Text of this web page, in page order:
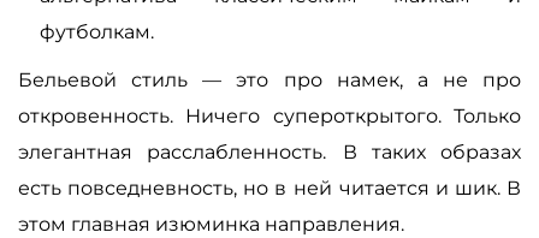
футболкам.
Бельевой стиль — это про намек, а не про
откровенность. Ничего супероткрытого. Только
элегантная расслабленность.
В таких образах
есть повседневность, но в ней читается и шик. В
этом главная изюминка направления.